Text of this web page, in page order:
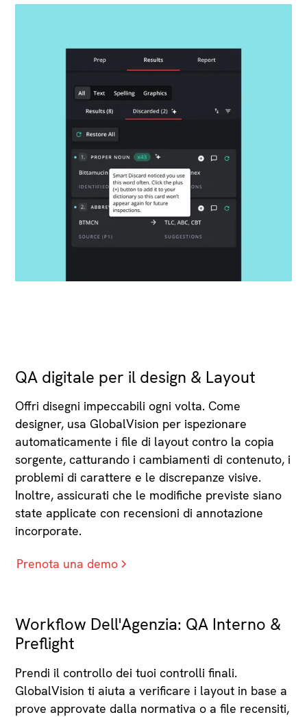
QA digitale per il design & Layout
Offri disegni impeccabili ogni volta. Come
designer, usa GlobalVision per ispezionare
automaticamente i file di layout contro la copia
sorgente, catturando i cambiamenti di contenuto, i
problemi di carattere e le discrepanze visive.
Inoltre, assicurati che le modifiche previste siano
state applicate con recensioni di annotazione
incorporate.
Prenota una demo
Workflow Dell'Agenzia: QA Interno &
Preflight
Prendi il controllo dei tuoi controlli finali.
GlobalVision ti aiuta a verificare i layout in base a
prove approvate dalla normativa o a file recensiti,